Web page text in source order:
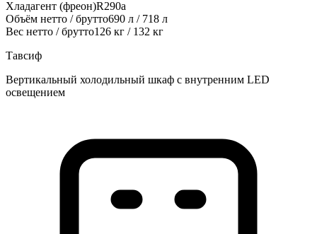
Хладагент (фреон)R290a
Объём нетто / брутто690 л / 718 л
Вес нетто / брутто126 кг / 132 кг
Тавсиф
Вертикальный холодильный шкаф с внутренним LED
освещением